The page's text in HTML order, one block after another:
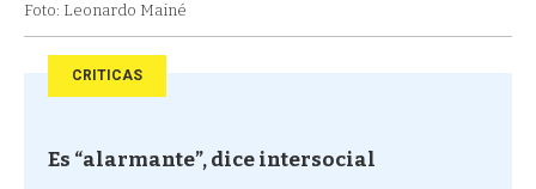
Foto: Leonardo Mainé
CRITICAS
Es “alarmante”, dice intersocial